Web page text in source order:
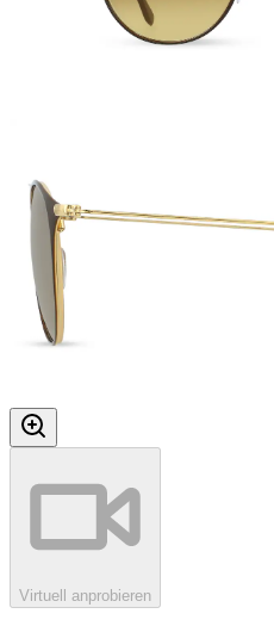
Virtuell anprobieren